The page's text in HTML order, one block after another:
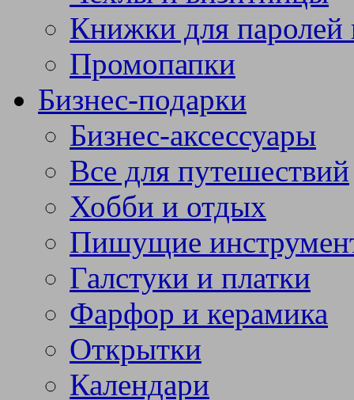
Книжки для паролей
Промопапки
Бизнес-подарки
Бизнес-аксессуары
Все для путешествий
Хобби и отдых
Пишущие
Галстуки и платки
Фарфор и керамика
Открытки
Календари